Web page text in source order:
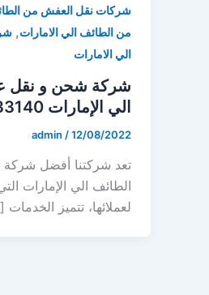
شركات نقل العفش من
من الطائف الي الامارات,
الي الامارات
شركة شحن و نقل
الي الإمارات 0560533140
admin /12/08/2022
تعد شركتنا أفضل
الطائف الي الإمارات
لعملائها، تتميز